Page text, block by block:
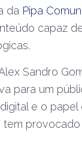
da Pipa
capaz
Sandro
para um
e o